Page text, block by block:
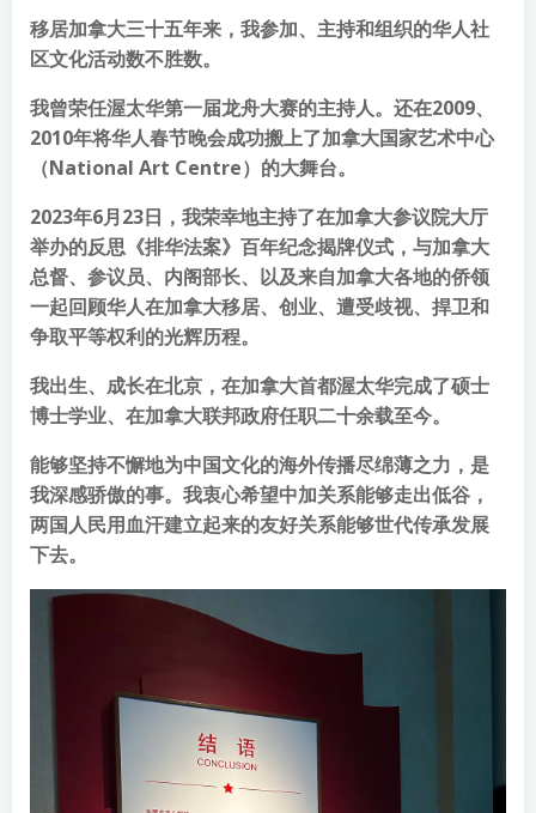
移居加拿大三十五年来，我参加、主持和组织的华人社
区文化活动数不胜数。
我曾荣任渥太华第一届龙舟大赛的主持人。还在2009、
2010年将华人春节晚会成功搬上了加拿大国家艺术中心
（National Art Centre）的大舞台。
2023年6月23日，我荣幸地主持了在加拿大参议院大厅
举办的反思《排华法案》百年纪念揭牌仪式，与加拿大
总督、参议员、内阁部长、以及来自加拿大各地的侨领
一起回顾华人在加拿大移居、创业、遭受歧视、捍卫和
争取平等权利的光辉历程。
我出生、成长在北京，在加拿大首都渥太华完成了硕士
博士学业、在加拿大联邦政府任职二十余载至今。
能够坚持不懈地为中国文化的海外传播尽绵薄之力，是
我深感骄傲的事。我衷心希望中加关系能够走出低谷，
两国人民用血汗建立起来的友好关系能够世代传承发展
下去。